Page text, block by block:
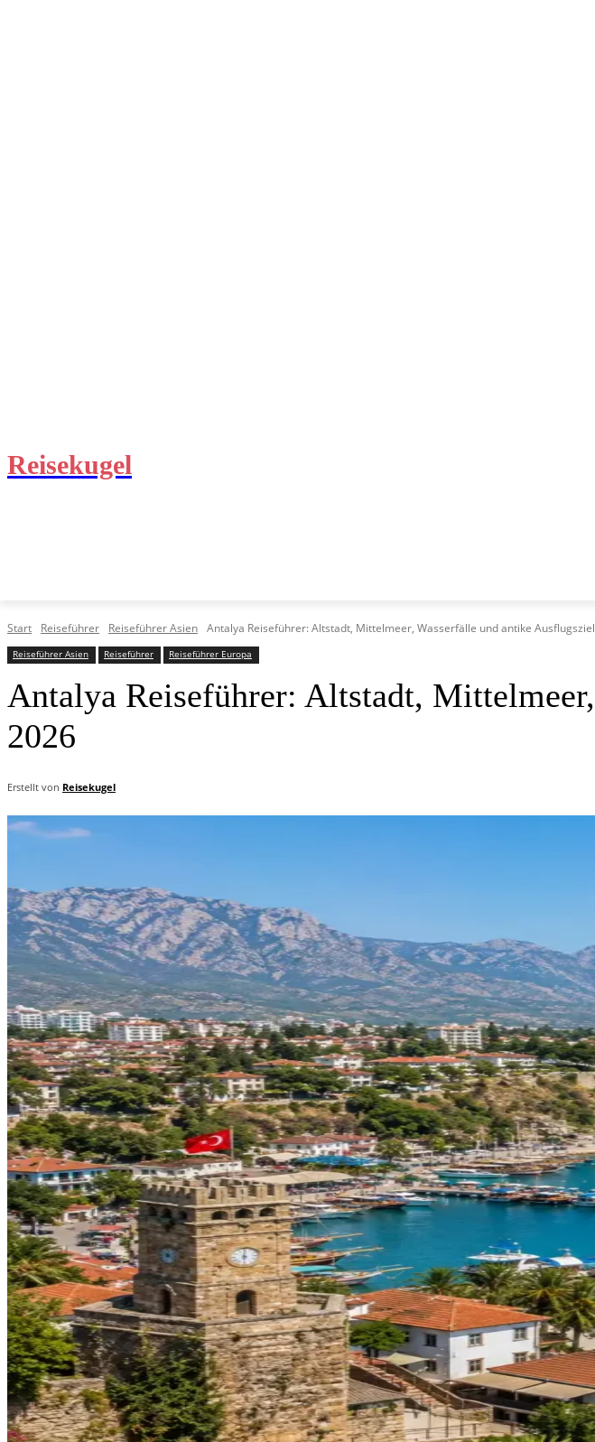
Reisekugel
Start Reiseführer Reiseführer Asien Antalya Reiseführer: Altstadt, Mittelmeer, Wasserfälle und antike
Reiseführer Asien Reiseführer Reiseführer Europa
Antalya Reiseführer: Altstadt,
2026
Erstellt von Reisekugel